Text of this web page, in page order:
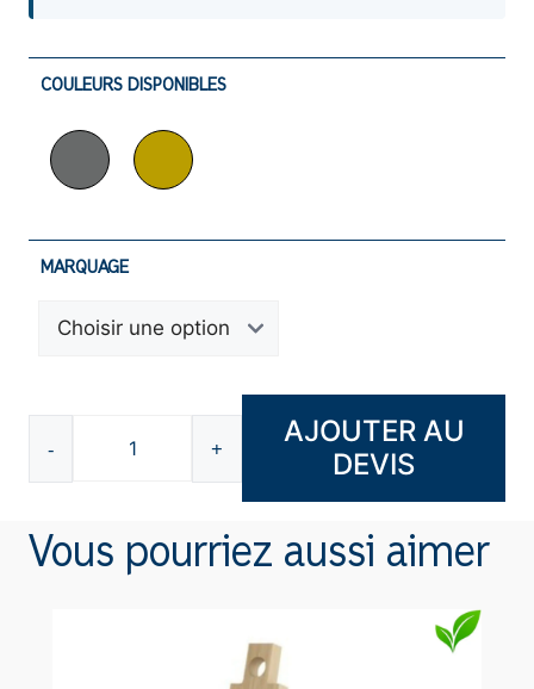
COULEURS DISPONIBLES
MARQUAGE
-
quantité
de
couvert
+
AJOUTER AU
DEVIS
Vous pourriez aussi aimer